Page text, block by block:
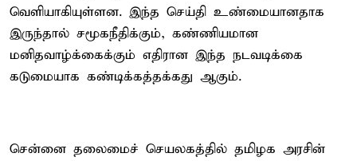
வெளியாகியுள்ளன. இந்த செய்தி உண்மையானதாக
இருந்தால் சமூகநீதிக்கும், கண்ணியமான
மனிதவாழ்க்கைக்கும் எதிரான இந்த நடவடிக்கை
கடுமையாக கண்டிக்கத்தக்கது ஆகும்.
சென்னை தலைமைச் செயலகத்தில் தமிழக அரசின்